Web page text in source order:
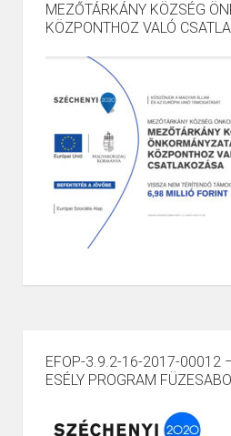
MEZŐTÁRKÁNY KÖZSÉG
KÖZPONTHOZ VALÓ
EFOP-3.9.2-16-2017-00012
ESÉLY PROGRAM